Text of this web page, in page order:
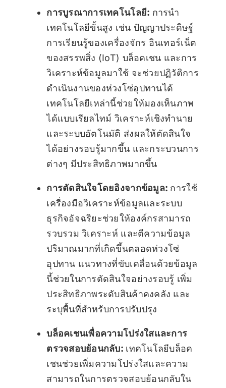
การบูรณาการเทคโนโลยี: การนำ
เทคโนโลยีขั้นสูง เช่น ปัญญาประดิษฐ์
การเรียนรู้ของเครื่องจักร อินเทอร์เน็ต
ของสรรพสิ่ง (IoT) บล็อคเชน และการ
วิเคราะห์ข้อมูลมาใช้ จะช่วยปฏิวัติการ
ดำเนินงานของห่วงโซ่อุปทานได้
เทคโนโลยีเหล่านี้ช่วยให้มองเห็นภาพ
ได้แบบเรียลไทม์ วิเคราะห์เชิงทำนาย
และระบบอัตโนมัติ ส่งผลให้ตัดสินใจ
ได้อย่างรอบรู้มากขึ้น และกระบวนการ
ต่างๆ มีประสิทธิภาพมากขึ้น
การตัดสินใจโดยอิงจากข้อมูล: การใช้
เครื่องมือวิเคราะห์ข้อมูลและระบบ
ธุรกิจอัจฉริยะช่วยให้องค์กรสามารถ
รวบรวม วิเคราะห์ และตีความข้อมูล
ปริมาณมากที่เกิดขึ้นตลอดห่วงโซ่
อุปทาน แนวทางที่ขับเคลื่อนด้วยข้อมูล
นี้ช่วยในการตัดสินใจอย่างรอบรู้ เพิ่ม
ประสิทธิภาพระดับสินค้าคงคลัง และ
ระบุพื้นที่สำหรับการปรับปรุง
บล็อคเชนเพื่อความโปร่งใสและการ
ตรวจสอบย้อนกลับ: เทคโนโลยีบล็อค
เชนช่วยเพิ่มความโปร่งใสและความ
สามารถในการตรวจสอบย้อนกลับใน